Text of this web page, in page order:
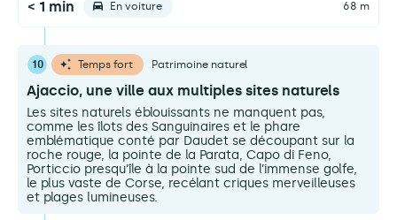
< 1 min En voiture 68 m
10 Temps fort Patrimoine naturel
Ajaccio, une ville aux multiples sites naturels
Les sites naturels éblouissants ne manquent pas,
comme les îlots des Sanguinaires et le phare
emblématique conté par Daudet se découpant sur la
roche rouge, la pointe de la Parata, Capo di Feno,
Porticcio presqu’île à la pointe sud de l’immense golfe,
le plus vaste de Corse, recélant criques merveilleuses
et plages lumineuses.